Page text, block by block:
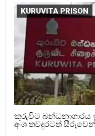
KURUVITA PRISON
කුරුවිට බන්ධනාගාරය
අංශ තවදුරටත්